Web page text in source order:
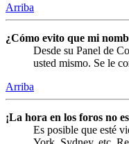
Arriba
¿Cómo evito que mi
Desde su Panel de
usted mismo. Se le
Arriba
¡La hora en los foros no
Es posible que esté